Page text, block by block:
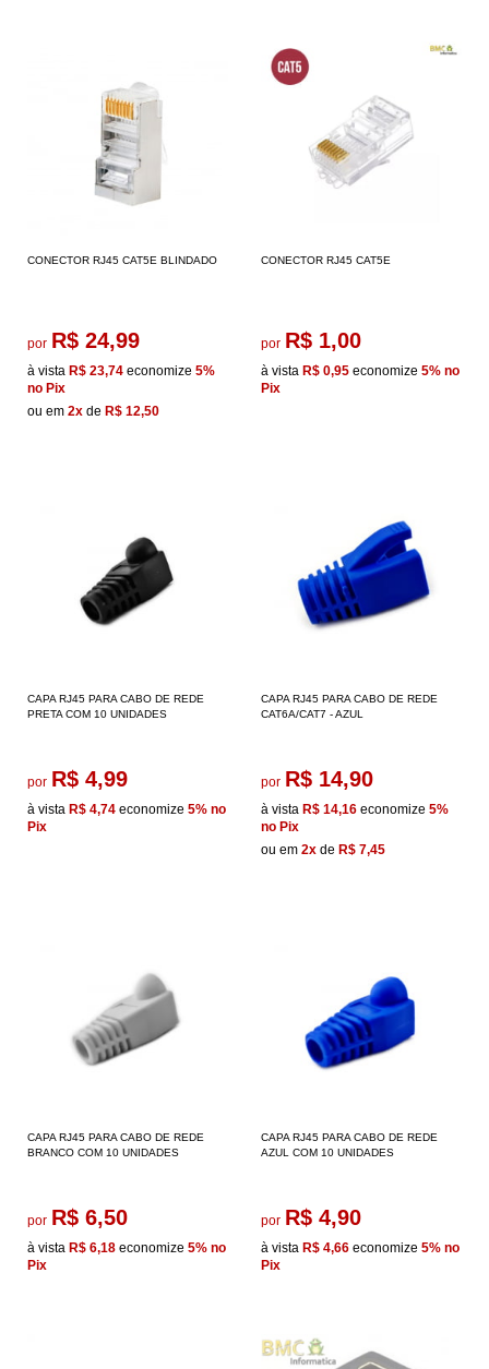
CONECTOR RJ45 CAT5E BLINDADO
por R$ 24,99
à vista R$ 23,74 economize 5%
no Pix
ou em 2x de R$ 12,50
CONECTOR RJ45 CAT5E
por R$ 1,00
à vista R$ 0,95 economize 5% no
Pix
CAPA RJ45 PARA CABO DE REDE
PRETA COM 10 UNIDADES
por R$ 4,99
à vista R$ 4,74 economize 5% no
Pix
CAPA RJ45 PARA CABO DE REDE
CAT6A/CAT7 - AZUL
por R$ 14,90
à vista R$ 14,16 economize 5%
no Pix
ou em 2x de R$ 7,45
CAPA RJ45 PARA CABO DE REDE
BRANCO COM 10 UNIDADES
por R$ 6,50
à vista R$ 6,18 economize 5% no
Pix
CAPA RJ45 PARA CABO DE REDE
AZUL COM 10 UNIDADES
por R$ 4,90
à vista R$ 4,66 economize 5% no
Pix